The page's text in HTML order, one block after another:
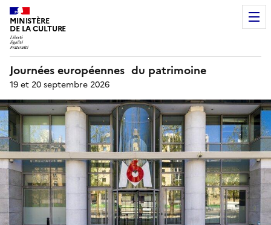
MINISTÈRE
DE LA CULTURE
Journées européennes du patrimoine
19 et 20 septembre 2026